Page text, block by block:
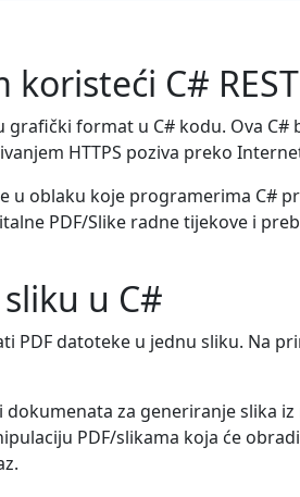
C#
format u C# kodu. Ova
HTTPS poziva preko
u oblaku koje programerima C#
PDF/Slike radne tijekove i
u C#
datoteke u jednu sliku. Na
za generiranje slika
PDF/slikama koja će